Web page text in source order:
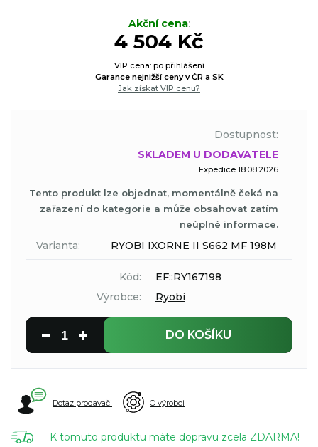
Akční cena:
4 504 Kč
VIP cena: po přihlášení
Garance nejnižší ceny v ČR a SK
Jak získat VIP cenu?
Dostupnost:
SKLADEM U DODAVATELE
Expedice 18.08.2026
Tento produkt lze objednat, momentálně čeká na
zařazení do kategorie a může obsahovat zatím
neúplné informace.
Varianta: RYOBI IXORNE II S662 MF 198M
Kód:
EF::RY167198
Výrobce:
Ryobi
DO KOŠÍKU
Dotaz prodavači O výrobci
K tomuto produktu máte dopravu zcela ZDARMA!